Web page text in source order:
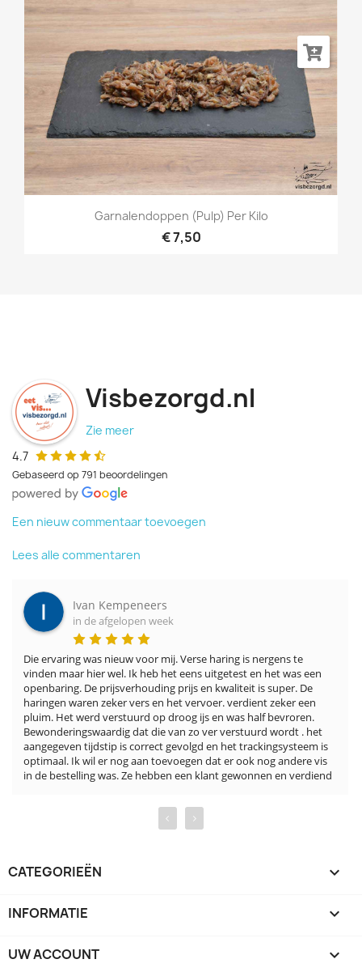
Garnalendoppen (pulp) Per Kilo
€ 7,50
Visbezorgd.nl
Zie meer
4.7
Gebaseerd op 791 beoordelingen
Een nieuw commentaar toevoegen
Lees alle commentaren
Ivan Kempeneers
in de afgelopen week
Die ervaring was nieuw voor mij. Verse haring is nergens te
vinden maar hier wel. Ik heb het eens uitgetest en het was een
openbaring. De prijsverhouding prijs en kwaliteit is super. De
haringen waren zeker vers en het vervoer. verdient zeker een
pluim. Het werd verstuurd op droog ijs en was half bevroren.
Bewonderingswaardig dat die van zo ver verstuurd wordt . het
aangegeven tijdstip is correct gevolgd en het trackingsysteem is
optimaal. Ik wil er nog aan toevoegen dat er ook nog andere vis
in de bestelling was. Ze hebben een klant gewonnen en verdiend
‹ ›
CATEGORIEËN 
INFORMATIE 
UW ACCOUNT 